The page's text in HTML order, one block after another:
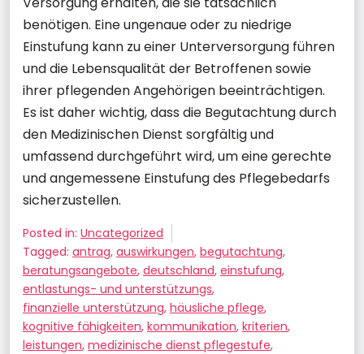
benötigen. Eine ungenaue oder zu niedrige
Einstufung kann zu einer Unterversorgung führen
und die Lebensqualität der Betroffenen sowie
ihrer pflegenden Angehörigen beeinträchtigen.
Es ist daher wichtig, dass die Begutachtung durch
den Medizinischen Dienst sorgfältig und
umfassend durchgeführt wird, um eine gerechte
und angemessene Einstufung des Pflegebedarfs
sicherzustellen.
Posted in: Uncategorized
Tagged: antrag, auswirkungen, begutachtung,
beratungsangebote, deutschland, einstufung,
entlastungs- und unterstützungs,
finanzielle unterstützung, häusliche pflege,
kognitive fähigkeiten, kommunikation, kriterien,
leistungen, medizinische dienst pflegestufe,